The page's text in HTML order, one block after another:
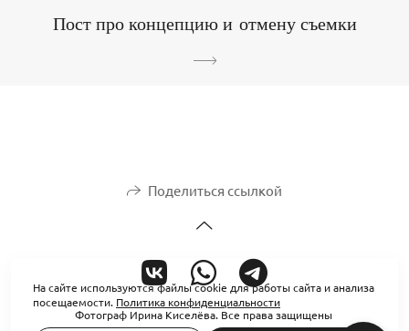
Пост про концепцию и отмену съемки
Поделиться ссылкой
Фотограф Ирина Киселёва. Все права защищены
На сайте используются файлы cookie для работы сайта и анализа
посещаемости. Политика конфиденциальности